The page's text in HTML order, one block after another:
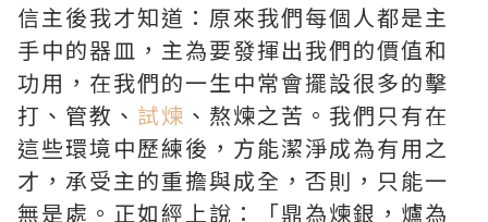
信主後我才知道：原來我們每個人都是主
手中的器皿，主為要發揮出我們的價值和
功用，在我們的一生中常會擺設很多的擊
打、管教、 試煉 、熬煉之苦。我們只有在
這些環境中歷練後，方能潔淨成為有用之
才，承受主的重擔與成全，否則，只能一
無是處。正如經上說：「鼎為煉銀，爐為